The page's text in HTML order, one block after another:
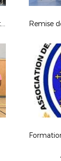
Remise de la dotation à la section sportive au collège à Revigny le 15-01-2026